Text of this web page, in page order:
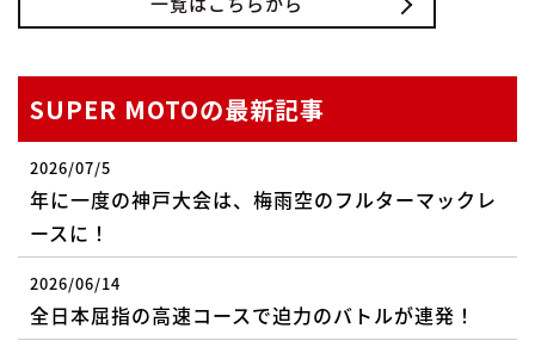
SUPER MOTOの最新記事
2026/07/5
年に一度の神戸大会は、梅雨空のフルターマックレ
ースに！
2026/06/14
全日本屈指の高速コースで迫力のバトルが連発！